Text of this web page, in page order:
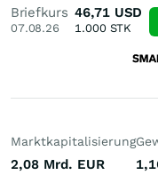
Briefkurs
07.08.26
46,71 USD
1.000STK
Marktkapitalisierung
2,08 Mrd. EUR